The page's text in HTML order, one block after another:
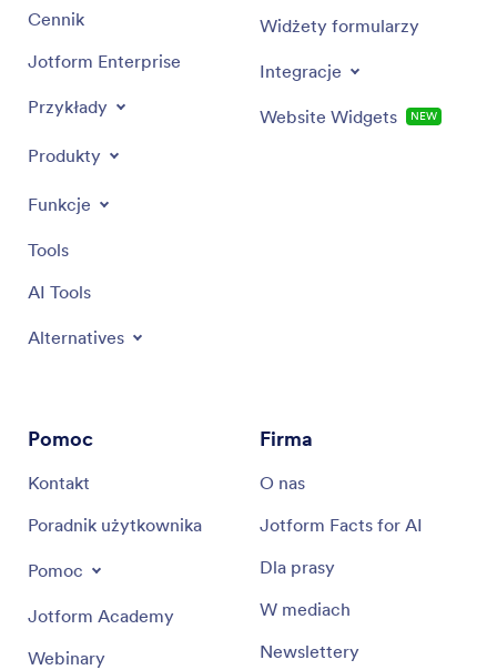
Cennik
Jotform Enterprise
Przykłady
Produkty
Funkcje
Tools
AI Tools
Alternatives
Widżety formularzy
Integracje
Website Widgets NEW
Pomoc
Kontakt
Poradnik użytkownika
Pomoc
Jotform Academy
Webinary
Firma
O nas
Jotform Facts for AI
Dla prasy
W mediach
Newslettery